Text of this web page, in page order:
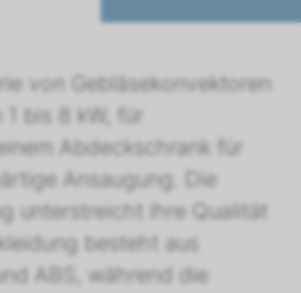
von Gebläsekonvektoren
bis 8 kW, für
Abdeckschrank für
Ansaugung. Die
unterstreicht ihre Qualität
besteht aus
ABS, während die